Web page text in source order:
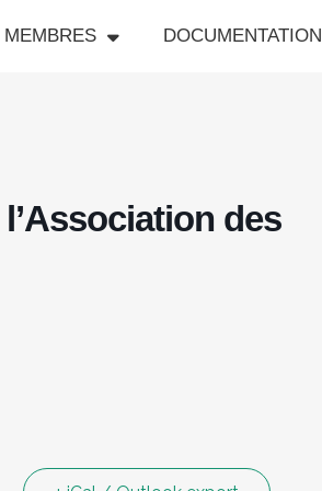
MEMBRES DOCUMENTATION
des